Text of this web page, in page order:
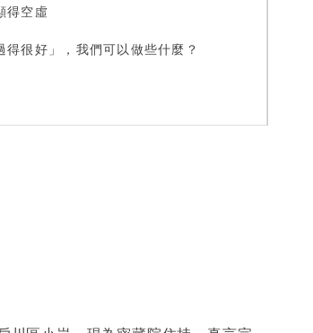
得空虛
很好」，我們可以做些什麼？